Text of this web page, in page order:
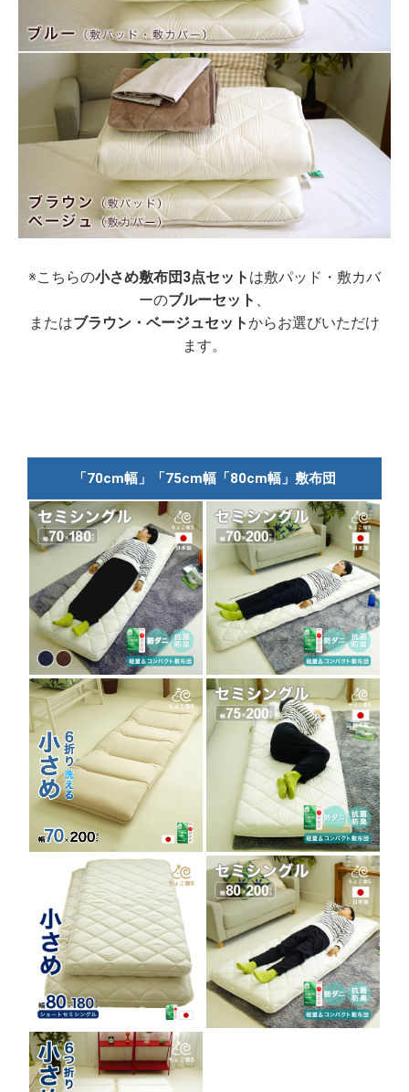
※こちらの小さめ敷布団3点セット は敷パッド・敷カバ
ーのブルーセット 、
またはブラウン・ベージュセットからお選びいただけ
ます。